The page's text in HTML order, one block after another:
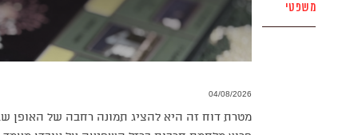
משפטי
04/08/2026
מטרת דוח זה היא להציג תמונה רחבה של האופן